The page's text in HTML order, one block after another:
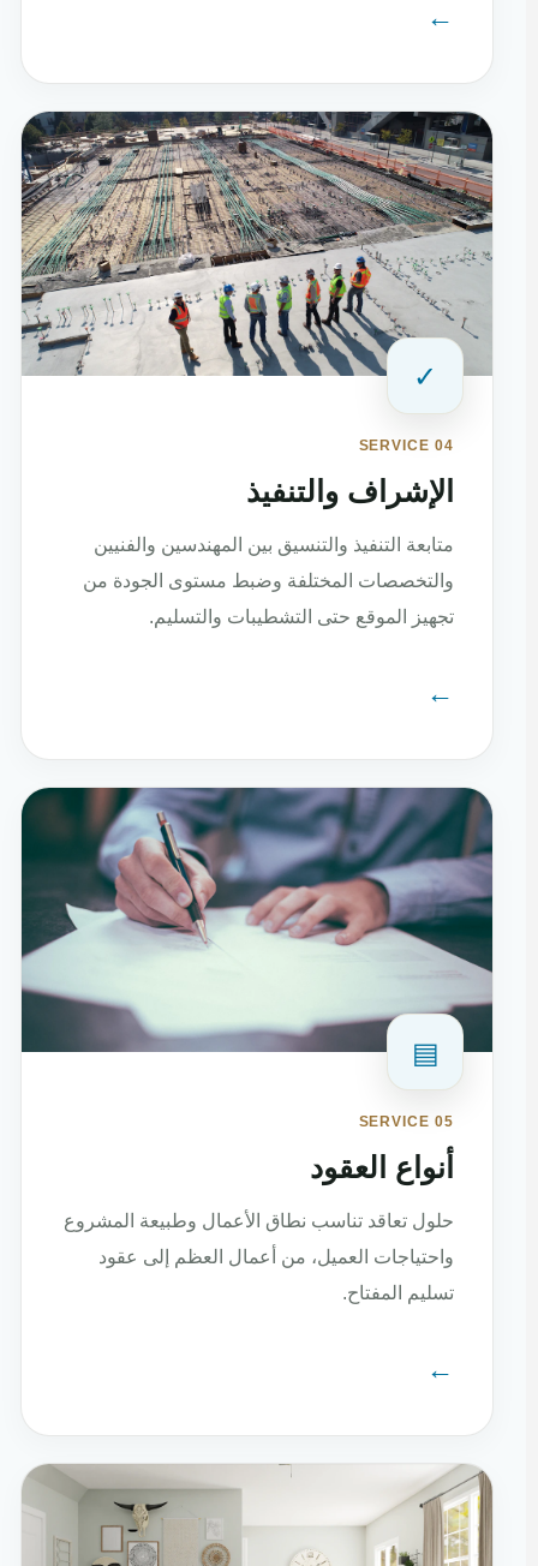
←
✓
SERVICE 04
الإشراف والتنفيذ
متابعة التنفيذ والتنسيق بين المهندسين والفنيين
والتخصصات المختلفة وضبط مستوى الجودة من
تجهيز الموقع حتى التشطيبات والتسليم.
←
▤
SERVICE 05
أنواع العقود
حلول تعاقد تناسب نطاق الأعمال وطبيعة المشروع
واحتياجات العميل، من أعمال العظم إلى عقود
تسليم المفتاح.
←